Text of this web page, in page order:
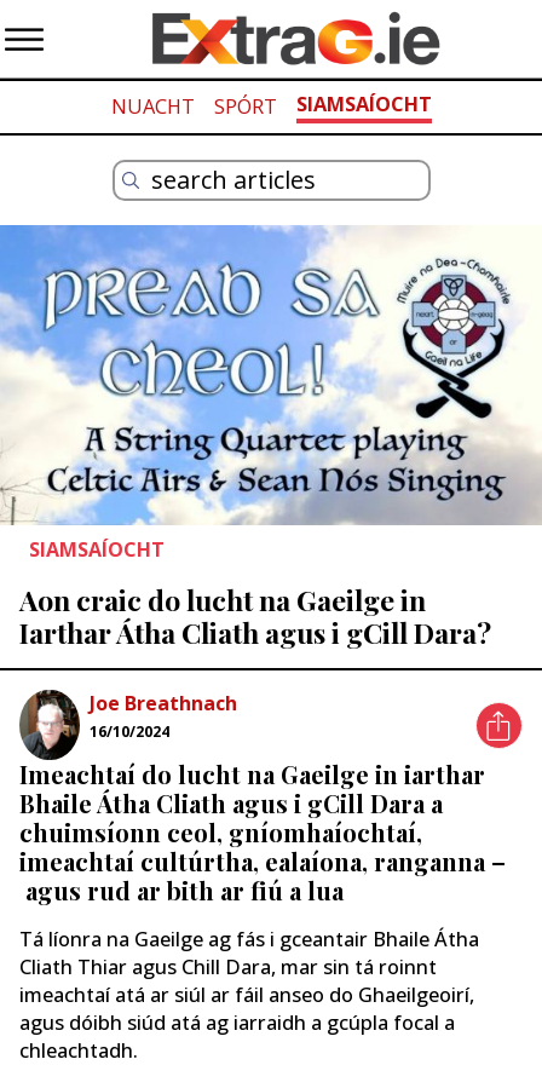
NUACHT SPÓRT SIAMSAÍOCHT
SIAMSAÍOCHT
Aon craic do lucht na Gaeilge in
Iarthar Átha Cliath agus i gCill Dara?
Joe Breathnach
16/10/2024
Imeachtaí do lucht na Gaeilge in iarthar
Bhaile Átha Cliath agus i gCill Dara a
chuimsíonn ceol, gníomhaíochtaí,
imeachtaí cultúrtha, ealaíona, ranganna –
agus rud ar bith ar fiú a lua
Tá líonra na Gaeilge ag fás i gceantair Bhaile Átha
Cliath Thiar agus Chill Dara, mar sin tá roinnt
imeachtaí atá ar siúl ar fáil anseo do Ghaeilgeoirí,
agus dóibh siúd atá ag iarraidh a gcúpla focal a
chleachtadh.